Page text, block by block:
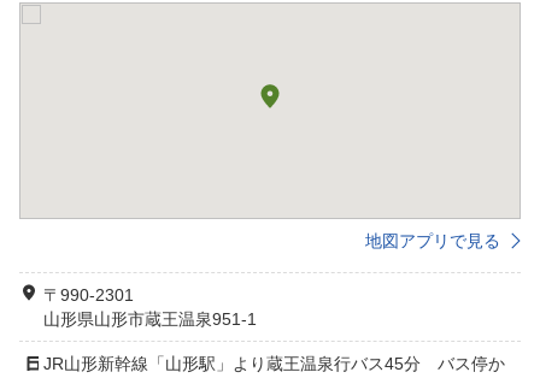
地図アプリで見る
〒990-2301
山形県山形市蔵王温泉951-1
JR山形新幹線「山形駅」より蔵王温泉行バス45分 バス停か